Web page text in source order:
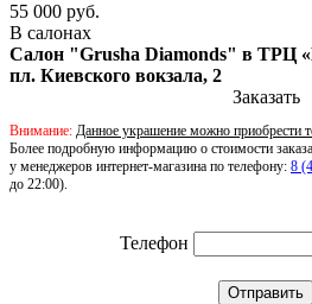
55 000 руб.
В салонах
Салон "Grusha Diamonds" в ТРЦ
пл. Киевского вокзала, 2
Заказать
Внимание: Данное украшение можно приобрести
Более подробную информацию о стоимости
у менеджеров интернет-магазина по телефону: 8
до 22:00).
Телефон
Отправить